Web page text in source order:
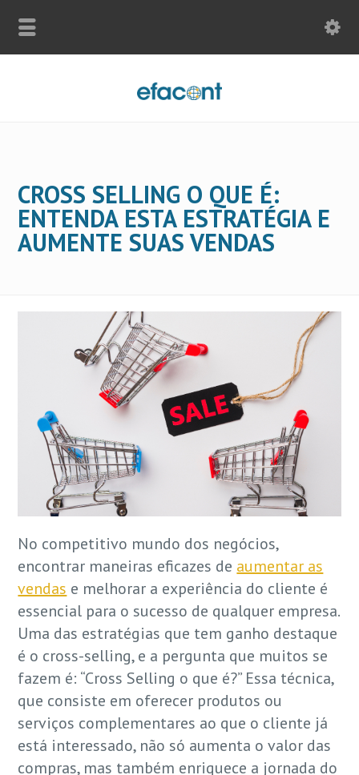
CROSS SELLING O QUE É:
ENTENDA ESTA ESTRATÉGIA E
AUMENTE SUAS VENDAS
No competitivo mundo dos negócios,
encontrar maneiras eficazes de aumentar as
vendas e melhorar a experiência do cliente é
essencial para o sucesso de qualquer empresa.
Uma das estratégias que tem ganho destaque
é o cross-selling, e a pergunta que muitos se
fazem é: “Cross Selling o que é?” Essa técnica,
que consiste em oferecer produtos ou
serviços complementares ao que o cliente já
está interessado, não só aumenta o valor das
compras, mas também enriquece a jornada do